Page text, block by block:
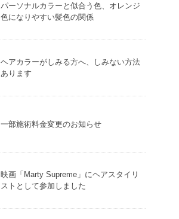
パーソナルカラーと似合う色、オレンジ
色になりやすい髪色の関係
ヘアカラーがしみる方へ、しみない方法
あります
一部施術料金変更のお知らせ
映画「Marty Supreme」にヘアスタイリ
ストとして参加しました